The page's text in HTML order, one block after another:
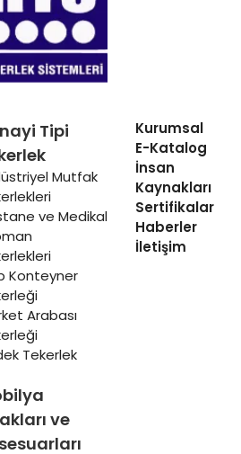
Tipi
Mutfak
ve Medikal
Konteyner
Arabası
Tekerlek
ve
Kurumsal
E-Katalog
İnsan
Kaynakları
Sertifikalar
Haberler
İletişim